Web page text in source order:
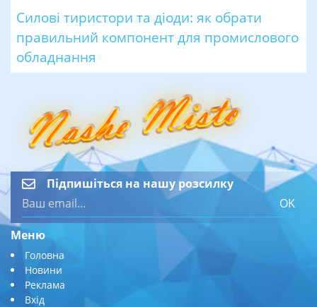
Силові тиристори та діоди: як обрати
правильний компонент для промислового
обладнання
Підпишіться на нашу розсилку
OK
Меню
Головна
Новини
Реклама
Вхід